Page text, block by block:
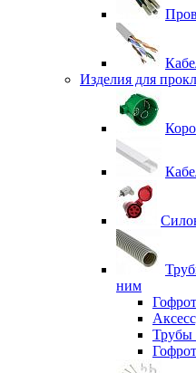
Изделия для
ним
Трубы